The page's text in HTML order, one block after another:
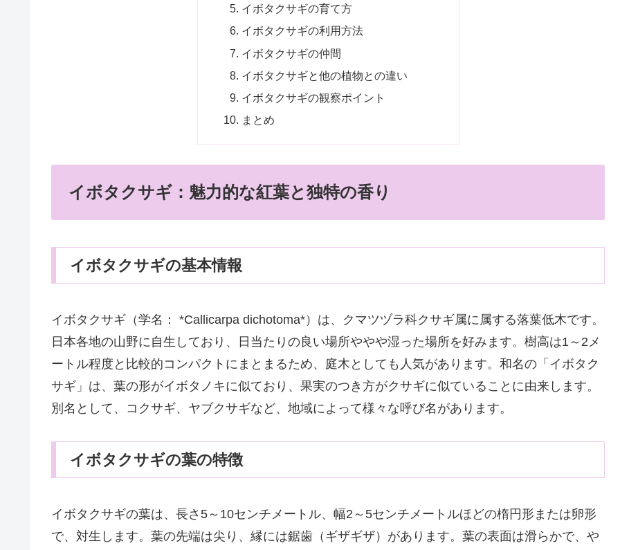
イボタクサギの育て方
イボタクサギの利用方法
イボタクサギの仲間
イボタクサギと他の植物との違い
イボタクサギの観察ポイント
まとめ
イボタクサギ：魅力的な紅葉と独特の香り
イボタクサギの基本情報
イボタクサギ（学名： *Callicarpa dichotoma*）は、クマツヅラ科クサギ属に属する落葉低木です。
日本各地の山野に自生しており、日当たりの良い場所ややや湿った場所を好みます。樹高は1～2メ
ートル程度と比較的コンパクトにまとまるため、庭木としても人気があります。和名の「イボタク
サギ」は、葉の形がイボタノキに似ており、果実のつき方がクサギに似ていることに由来します。
別名として、コクサギ、ヤブクサギなど、地域によって様々な呼び名があります。
イボタクサギの葉の特徴
イボタクサギの葉は、長さ5～10センチメートル、幅2～5センチメートルほどの楕円形または卵形
で、対生します。葉の先端は尖り、縁には鋸歯（ギザギザ）があります。葉の表面は滑らかで、や